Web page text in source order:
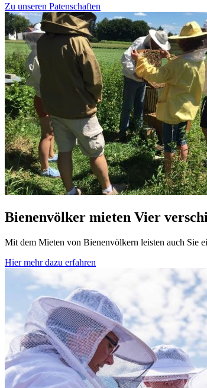
Zu unseren Patenschaften
Bienenvölker mieten Vier
Mit dem Mieten von Bienenvölkern leisten auch Sie
Hier mehr dazu erfahren